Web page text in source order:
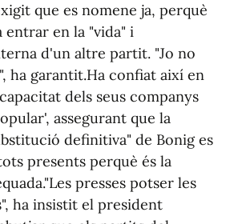
que es nomene ja, perquè
entrar en la "vida" i
d'un altre partit. "Jo no
ha garantit.Ha confiat així en
dels seus companys
assegurant que la
definitiva" de Bonig es
presents perquè és la
presses potser les
ha insistit el president